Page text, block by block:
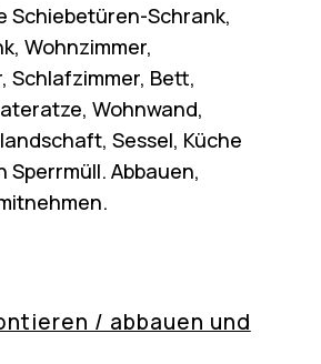
Schiebetüren-Schrank,
Wohnzimmer,
Schlafzimmer, Bett,
Wohnwand,
Sessel, Küche
Sperrmüll. Abbauen,
/ abbauen und